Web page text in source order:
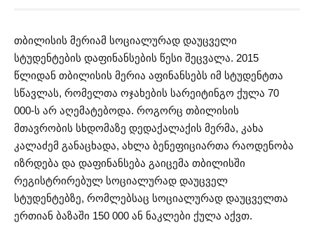
თბილისის მერიამ სოციალურად დაუცველი
სტუდენტების დაფინანსების წესი შეცვალა. 2015
წლიდან თბილისის მერია აფინანსებს იმ სტუდენტთა
სწავლას, რომელთა ოჯახების სარეიტინგო ქულა 70
000-ს არ აღემატებოდა. როგორც თბილისის
მთავრობის სხდომაზე დედაქალაქის მერმა, კახა
კალაძემ განაცხადა, ახლა ბენეფიციართა რაოდენობა
იზრდება და დაფინანსება გაიცემა თბილისში
რეგისტრირებულ სოციალურად დაუცველ
სტუდენტებზე, რომლებსაც სოციალურად დაუცველთა
ერთიან ბაზაში 150 000 ან ნაკლები ქულა აქვთ.